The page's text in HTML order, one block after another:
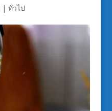
| ทั่วไป